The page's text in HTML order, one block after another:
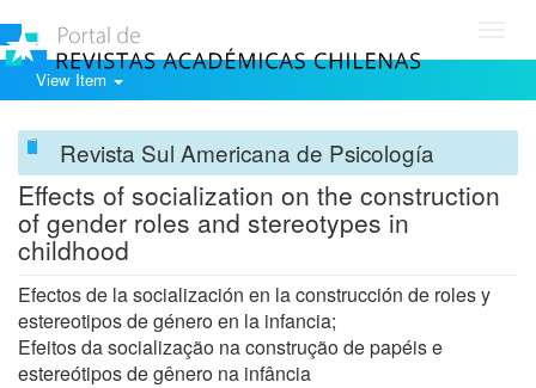
View Item
Revista Sul Americana de Psicología
Effects of socialization on the construction
of gender roles and stereotypes in
childhood
Efectos de la socialización en la construcción de roles y
estereotipos de género en la infancia;
Efeitos da socialização na construção de papéis e
estereótipos de gênero na infância